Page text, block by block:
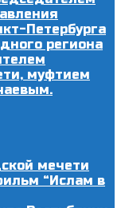
Петербурга
региона
муфтием
мечети
“Ислам в